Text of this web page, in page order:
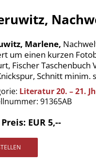
Marlene,
um einen kurzen
Fischer Taschenbuch
Schnitt minim.
Literatur 20. – 21.
91365AB
EUR 5,--